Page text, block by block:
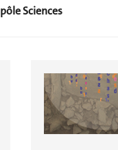
Sciences